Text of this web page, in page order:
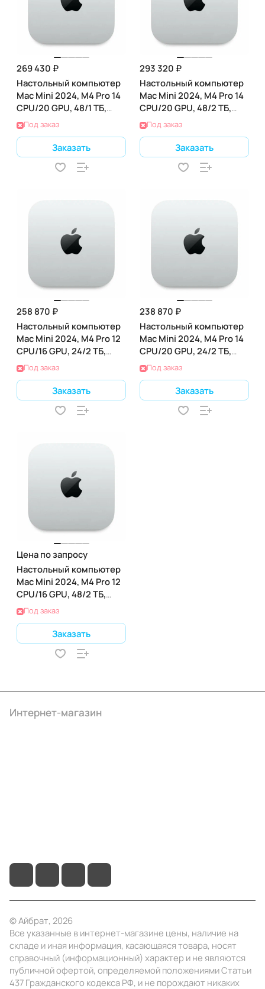
269 430 ₽
Настольный компьютер
Mac Mini 2024, M4 Pro 14
CPU/20 GPU, 48/1 ТБ,
(Z1JV000SL)
Под заказ
Заказать
293 320 ₽
Настольный компьютер
Mac Mini 2024, M4 Pro 14
CPU/20 GPU, 48/2 ТБ,
(Z1JV000LF)
Под заказ
Заказать
258 870 ₽
Настольный компьютер
Mac Mini 2024, M4 Pro 12
CPU/16 GPU, 24/2 ТБ,
(Z1JV0007X)
Под заказ
Заказать
238 870 ₽
Настольный компьютер
Mac Mini 2024, M4 Pro 14
CPU/20 GPU, 24/2 ТБ,
(Z1JV000PF)
Под заказ
Заказать
Цена по запросу
Настольный компьютер
Mac Mini 2024, M4 Pro 12
CPU/16 GPU, 48/2 ТБ,
(Z1JV000T5)
Под заказ
Заказать
Интернет-магазин
© Айбрат, 2026
Все указанные в интернет-магазине цены, наличие на
складе и иная информация, касающаяся товара, носят
справочный (информационный) характер и не являются
публичной офертой, определяемой положениями Статьи
437 Гражданского кодекса РФ, и не порождают никаких